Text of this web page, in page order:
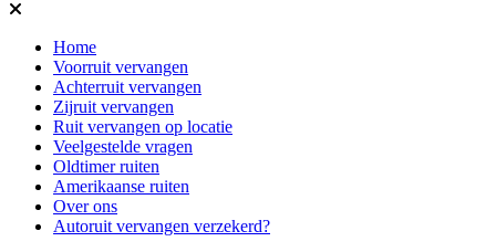
Home
Voorruit vervangen
Achterruit vervangen
Zijruit vervangen
Ruit vervangen op locatie
Veelgestelde vragen
Oldtimer ruiten
Amerikaanse ruiten
Over ons
Autoruit vervangen verzekerd?